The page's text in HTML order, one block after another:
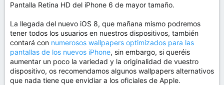
Pantalla Retina HD del iPhone 6 de mayor tamaño.
La llegada del nuevo iOS 8, que mañana mismo podremos
tener todos los usuarios en nuestros dispositivos, también
contará con numerosos wallpapers optimizados para las
pantallas de los nuevos iPhone, sin embargo, si queréis
aumentar un poco la variedad y la originalidad de vuestro
dispositivo, os recomendamos algunos wallpapers alternativos
que nada tiene que envidiar a los oficiales de Apple.